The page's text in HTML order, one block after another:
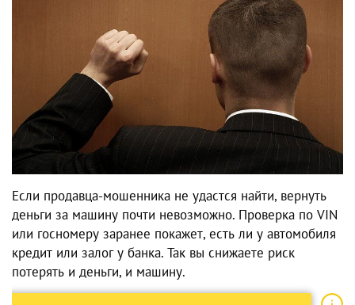
Если продавца-мошенника не удастся найти, вернуть
деньги за машину почти невозможно. Проверка по VIN
или госномеру заранее покажет, есть ли у автомобиля
кредит или залог у банка. Так вы снижаете риск
потерять и деньги, и машину.